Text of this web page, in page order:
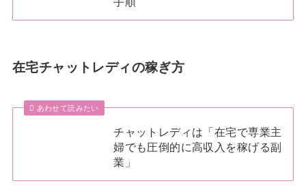
在宅チャットレディの稼ぎ方
あわせて読みたい
チャットレディは「在宅で専業主
婦でも圧倒的に高収入を稼げる副
業」